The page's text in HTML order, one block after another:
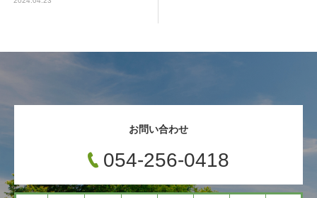
お問い合わせ
054-256-0418